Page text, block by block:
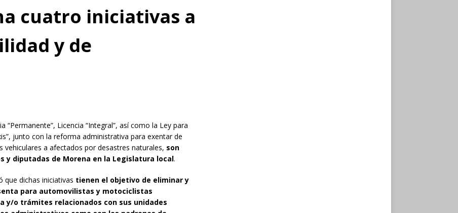
cuatro iniciativas a
y de
“Permanente”, Licencia “Integral”, así como la Ley para
junto con la reforma administrativa para exentar de
a afectados por desastres naturales, son
y diputadas de Morena en la Legislatura local.
que dichas iniciativas tienen el objetivo de eliminar y
para automovilistas y motociclistas
y/o trámites relacionados con sus unidades